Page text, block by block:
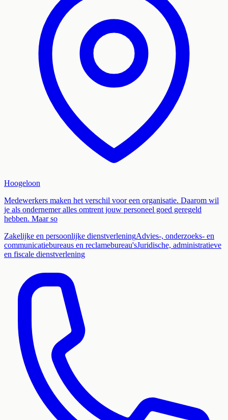
Hoogeloon
Medewerkers maken het verschil voor een organisatie. Daarom wil
je als ondernemer alles omtrent jouw personeel goed geregeld
hebben. Maar so
Zakelijke en persoonlijke dienstverleningAdvies-, onderzoeks- en
communicatiebureaus en reclamebureau'sJuridische, administratieve
en fiscale dienstverlening